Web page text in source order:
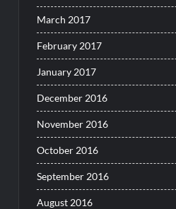
March 2017
February 2017
January 2017
December 2016
November 2016
October 2016
September 2016
August 2016